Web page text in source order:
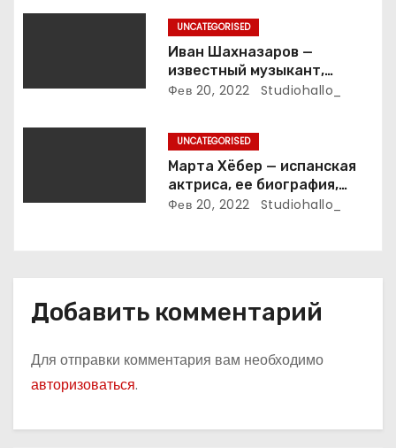
с
м
UNCATEGORISED
Иван Шахназаров —
известный музыкант,
композитор и продюсер —
Фев 20, 2022 Studiohallo_
UNCATEGORISED
Марта Хёбер — испанская
актриса, ее биография,
фото и интересные факты,
Фев 20, 2022 Studiohallo_
Добавить комментарий
Для отправки комментария вам необходимо
авторизоваться.